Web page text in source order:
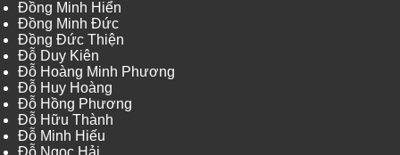
Đồng Minh Hiển
Đồng Minh Đức
Đồng Đức Thiện
Đỗ Duy Kiên
Đỗ Hoàng Minh Phương
Đỗ Huy Hoàng
Đỗ Hồng Phương
Đỗ Hữu Thành
Đỗ Minh Hiếu